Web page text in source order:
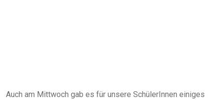
Auch am Mittwoch gab es für unsere SchülerInnen einiges